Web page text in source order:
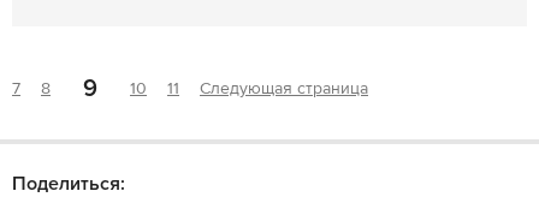
7 8 9 10 11 Следующая страница
Поделиться: